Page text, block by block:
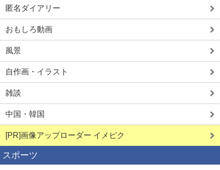
匿名ダイアリー
おもしろ動画
風景
自作画・イラスト
雑談
中国・韓国
[PR]画像アップローダー イメピク
スポーツ